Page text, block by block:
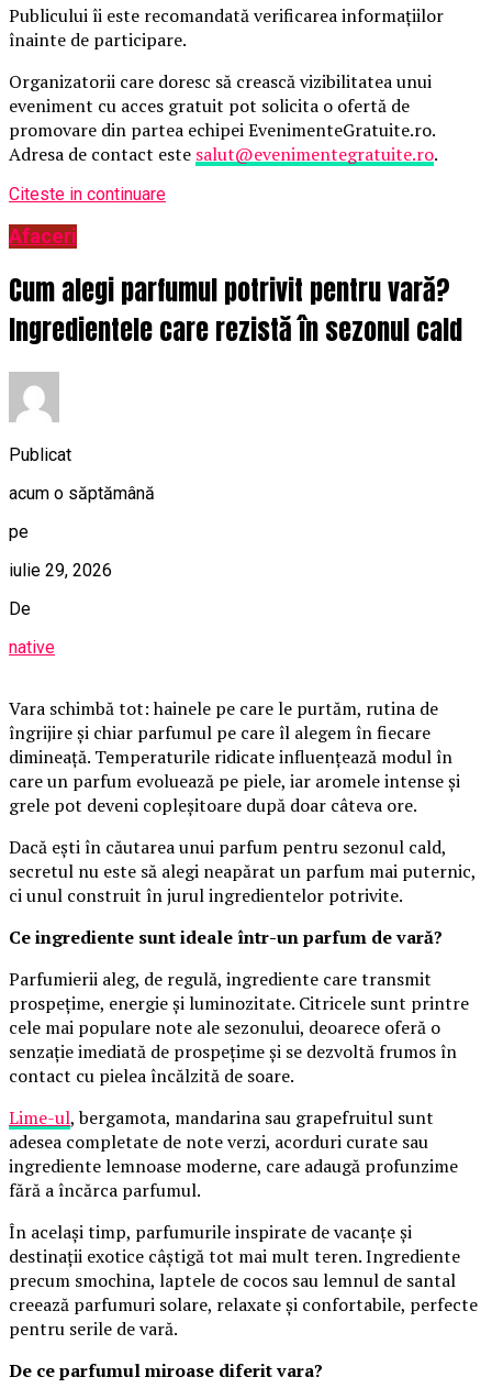
Publicului îi este recomandată verificarea informațiilor
înainte de participare.
Organizatorii care doresc să crească vizibilitatea unui
eveniment cu acces gratuit pot solicita o ofertă de
promovare din partea echipei EvenimenteGratuite.ro.
Adresa de contact este salut@evenimentegratuite.ro.
Citeste in continuare
Afaceri
Cum alegi parfumul potrivit pentru vară?
Ingredientele care rezistă în sezonul cald
Publicat
acum o săptămână
pe
iulie 29, 2026
De
native
Vara schimbă tot: hainele pe care le purtăm, rutina de
îngrijire și chiar parfumul pe care îl alegem în fiecare
dimineață. Temperaturile ridicate influențează modul în
care un parfum evoluează pe piele, iar aromele intense și
grele pot deveni copleșitoare după doar câteva ore.
Dacă ești în căutarea unui parfum pentru sezonul cald,
secretul nu este să alegi neapărat un parfum mai puternic,
ci unul construit în jurul ingredientelor potrivite.
Ce ingrediente sunt ideale într-un parfum de vară?
Parfumierii aleg, de regulă, ingrediente care transmit
prospețime, energie și luminozitate. Citricele sunt printre
cele mai populare note ale sezonului, deoarece oferă o
senzație imediată de prospețime și se dezvoltă frumos în
contact cu pielea încălzită de soare.
Lime-ul, bergamota, mandarina sau grapefruitul sunt
adesea completate de note verzi, acorduri curate sau
ingrediente lemnoase moderne, care adaugă profunzime
fără a încărca parfumul.
În același timp, parfumurile inspirate de vacanțe și
destinații exotice câștigă tot mai mult teren. Ingrediente
precum smochina, laptele de cocos sau lemnul de santal
creează parfumuri solare, relaxate și confortabile, perfecte
pentru serile de vară.
De ce parfumul miroase diferit vara?